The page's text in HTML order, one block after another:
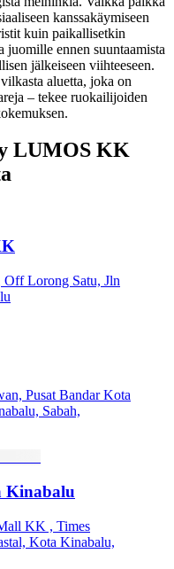
kanssakäymiseen
kuin paikallisetkin
juomille ennen suuntaamista
jälkeiseen viihteeseen.
aluetta, joka on
– tekee ruokailijoiden
LUMOS KK
Off Lorong Satu, Jln
Pusat Bandar Kota
Sabah,
Kinabalu
KK , Times
Kota Kinabalu,